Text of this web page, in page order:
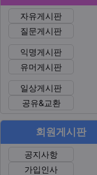
자유게시판
질문게시판
익명게시판
유머게시판
일상게시판
공유&교환
회원게시판
공지사항
가입인사